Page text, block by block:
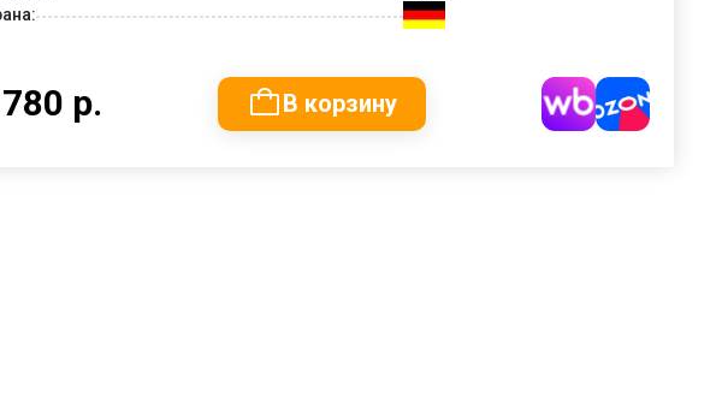
р. В корзину